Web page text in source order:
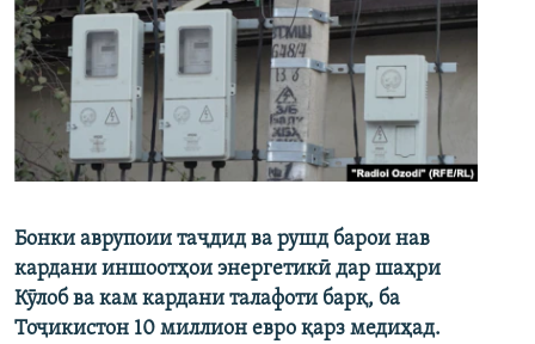
Бонки аврупоии таҷдид ва рушд барои нав
кардани иншоотҳои энергетикӣ дар шаҳри
Кӯлоб ва кам кардани талафоти барқ, ба
Тоҷикистон 10 миллион евро қарз медиҳад.